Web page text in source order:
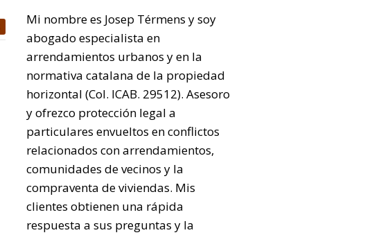
Mi nombre es Josep Térmens y soy
abogado especialista en
arrendamientos urbanos y en la
normativa catalana de la propiedad
horizontal (Col. ICAB. 29512). Asesoro
y ofrezco protección legal a
particulares envueltos en conflictos
relacionados con arrendamientos,
comunidades de vecinos y la
compraventa de viviendas. Mis
clientes obtienen una rápida
respuesta a sus preguntas y la